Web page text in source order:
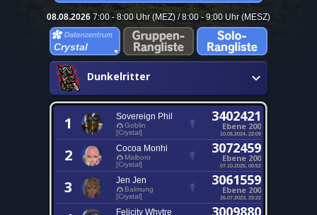
08.08.2026 7:00 - 8:00 Uhr (MEZ) / 8:00 - 9:00 Uhr (MESZ)
Crystal
Dunkelritter
1 Sovereign Phil
Goblin
[Crystal]
3402421
Ebene 200
10.05.2024, 22:09
2 Cocoa Monhi
Malboro
[Crystal]
3072459
Ebene 200
07.10.2025, 00:52
3 Jen Jen
Balmung
[Crystal]
3061559
Ebene 200
26.07.2023, 23:22
Felicity Whytre